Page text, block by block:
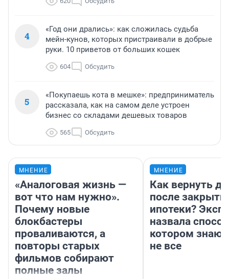
4
«Год они дрались»: как сложилась судьба
мейн-кунов, которых пристраивали в добрые
руки. 10 приветов от больших кошек
604 Обсудить
5
«Покупаешь кота в мешке»: предприниматель
рассказала, как на самом деле устроен
бизнес со складами дешевых товаров
565 Обсудить
МНЕНИЕ
«Аналоговая жизнь —
вот что нам нужно».
Почему новые
блокбастеры
проваливаются, а
повторы старых
фильмов собирают
полные залы
МНЕНИЕ
Как вернуть
после
ипотеки?
назвала
котором
не все